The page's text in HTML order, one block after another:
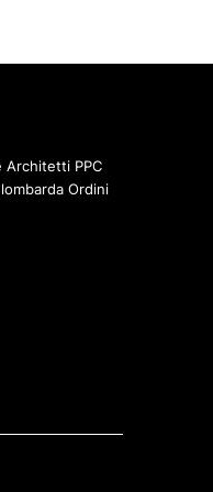
Architetti PPC
Ordini